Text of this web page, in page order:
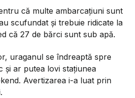
că multe ambarcațiuni sunt
scufundat și trebuie ridicate la
că 27 de bărci sunt sub apă.
uraganul se îndreaptă spre
și ar putea lovi stațiunea
Avertizarea i-a luat prin